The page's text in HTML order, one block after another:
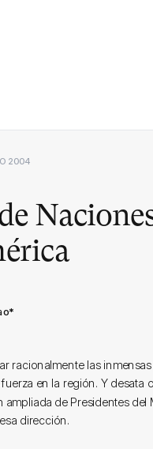
2004
*
racionalmente las
en la región. Y desata
de Presidentes del
dirección.